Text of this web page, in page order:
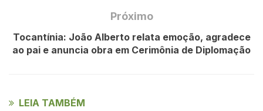
Próximo
Tocantínia: João Alberto relata emoção, agradece
ao pai e anuncia obra em Cerimônia de Diplomação
LEIA TAMBÉM